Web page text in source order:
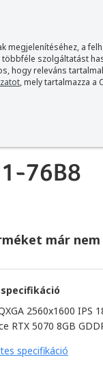
megjelenítéséhez, a
szolgáltatást
hogy releváns
, mely tartalmazza a
76B8
már
specifikáció
2560x1600 IPS
RTX 5070 8GB
specifikáció